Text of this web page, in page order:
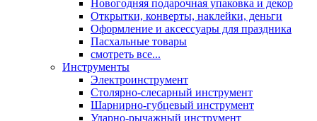
Новогодняя подарочная упаковка и декор
Открытки, конверты, наклейки, деньги
Оформление и аксессуары для праздника
Пасхальные товары
смотреть все...
Инструменты
Электроинструмент
Столярно-слесарный инструмент
Шарнирно-губцевый инструмент
Ударно-рычажный инструмент